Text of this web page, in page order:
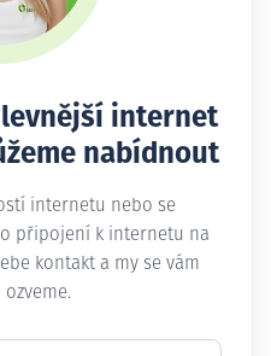
internet
nabídnout
internetu nebo se
připojení k internetu na
kontakt a my se vám